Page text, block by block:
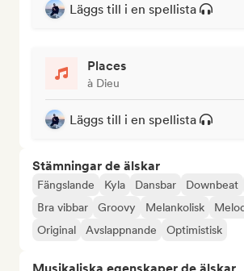
Läggs till i en spellista
Places
à Dieu
Läggs till i en spellista
Stämningar de älskar
Fängslande Kyla Dansbar Downbeat
Bra vibbar
Groovy Melankolisk
Original
Avslappnande Optimistisk